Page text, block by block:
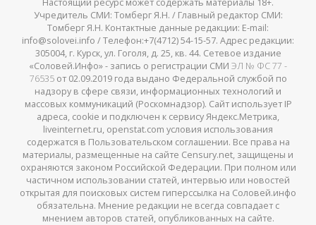
Учредитель СМИ: Томберг Я.Н. / Главный редактор СМИ:
Томберг Я.Н. Контактные данные редакции: E-mail:
info@solovei.info / Телефон:+7(4712) 54-15-57. Адрес редакции:
305004, г. Курск, ул. Гоголя, д. 25, кв. 44. Сетевое издание
«Соловей.Инфо» - запись о регистрации СМИ ЭЛ № ФС 77 -
76535от 02.09.2019 года выдано Федеральной службой по
надзору в сфере связи, информационных технологий и
массовых коммуникаций (Роскомнадзор). Сайт использует IP
адреса, cookie и подключен к сервису Яндекс.Метрика,
liveinternet.ru, openstat.com условия использования
содержатся в Пользовательском соглашении. Все права на
материалы, размещенные на сайте Censury.net, защищены и
охраняются законом Российской Федерации. При полном или
частичном использовании статей, интервью или новостей
открытая для поисковых систем гиперссылка на Соловей.инфо
обязательна. Мнение редакции не всегда совпадает с
мнением авторов статей, опубликованных на сайте.